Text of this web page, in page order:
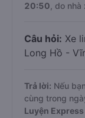
20:50 , do nhà
Câu hỏi: Xe
Long Hồ -
Trả lời: Nếu
cùng trong
Luyện Express